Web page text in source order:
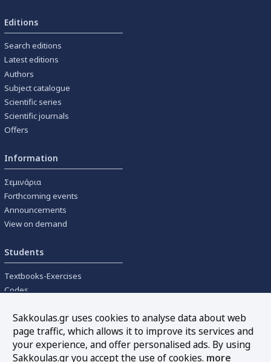
Editions
Search editions
Latest editions
Authors
Subject catalogue
Scientific series
Scientific journals
Offers
Information
Σεμινάρια
Forthcoming events
Announcements
View on demand
Students
Textbooks-Exercises
Codes
Tools
Online interest calculation
Sakkoulas.gr uses cookies to analyse data about web
page traffic, which allows it to improve its services and
your experience, and offer personalised ads. By using
Sakkoulas.gr you accept the use of cookies. more